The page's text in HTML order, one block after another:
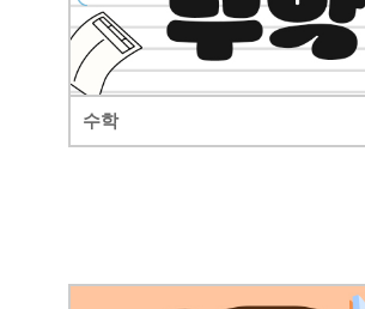
수학